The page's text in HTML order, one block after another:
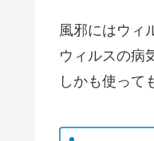
風邪にはウィ
ウィルスの病
しかも使って